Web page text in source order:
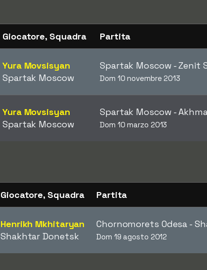
Giocatore, Squadra Partita
Yura Movsisyan
Spartak Moscow
Spartak Moscow - Zenit
Dom 10 novembre 2013
Yura Movsisyan
Spartak Moscow
Spartak Moscow -
Dom 10 marzo 2013
Giocatore, Squadra Partita
Henrikh Mkhitaryan
Shakhtar Donetsk
Chornomorets Odesa -
Dom 19 agosto 2012